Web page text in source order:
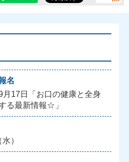
名
月17日「お口の健康と全身
る最新情報☆」
）